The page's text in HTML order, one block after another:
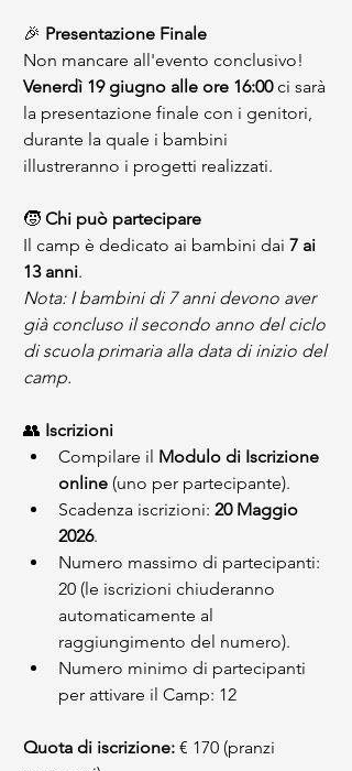
🎉 Presentazione Finale
Non mancare all'evento conclusivo!
Venerdì 19 giugno alle ore 16:00 ci sarà
la presentazione finale con i genitori,
durante la quale i bambini
illustreranno i progetti realizzati.
🧒 Chi può partecipare
Il camp è dedicato ai bambini dai 7 ai
13 anni.
Nota: I bambini di 7 anni devono aver
già concluso il secondo anno del ciclo
di scuola primaria alla data di inizio del
camp.
👥 Iscrizioni
Compilare il Modulo di Iscrizione
online (uno per partecipante).
Scadenza iscrizioni: 20 Maggio
2026.
Numero massimo di partecipanti:
20 (le iscrizioni chiuderanno
automaticamente al
raggiungimento del numero).
Numero minimo di partecipanti
per attivare il Camp: 12
Quota di iscrizione: € 170 (pranzi